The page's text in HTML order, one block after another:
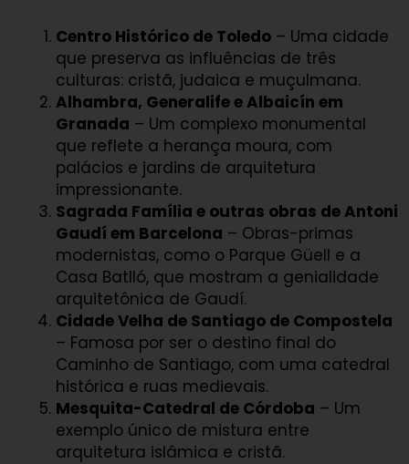
Centro Histórico de Toledo – Uma cidade
que preserva as influências de três
culturas: cristã, judaica e muçulmana.
Alhambra, Generalife e Albaicín em
Granada – Um complexo monumental
que reflete a herança moura, com
palácios e jardins de arquitetura
impressionante.
Sagrada Família e outras obras de Antoni
Gaudí em Barcelona – Obras-primas
modernistas, como o Parque Güell e a
Casa Batlló, que mostram a genialidade
arquitetônica de Gaudí.
Cidade Velha de Santiago de Compostela
– Famosa por ser o destino final do
Caminho de Santiago, com uma catedral
histórica e ruas medievais.
Mesquita-Catedral de Córdoba – Um
exemplo único de mistura entre
arquitetura islâmica e cristã.